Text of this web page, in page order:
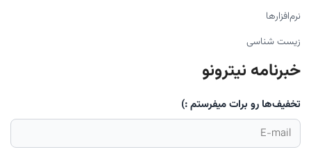
نرم‌افزارها
زیست شناسی
خبرنامه نیترونو
تخفیف‌ها رو برات میفرستم :)